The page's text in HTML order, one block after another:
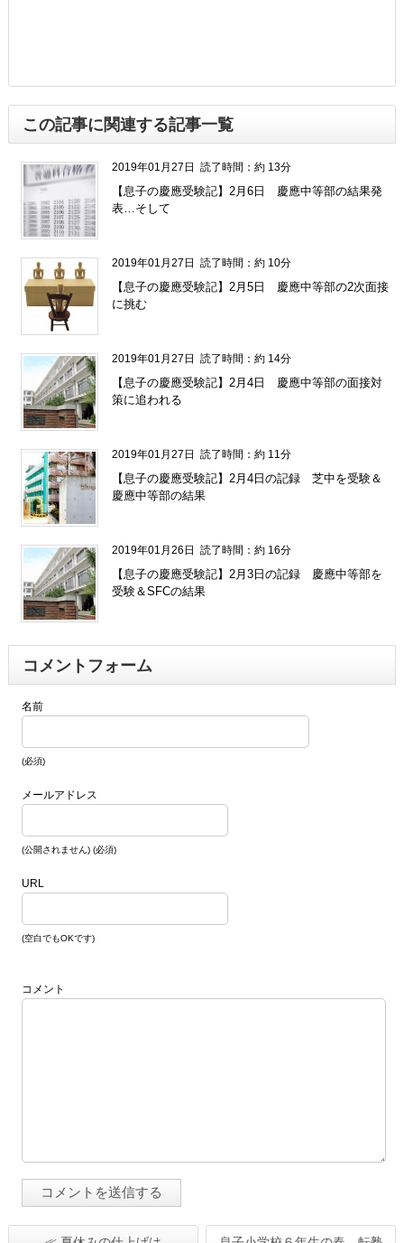
この記事に関連する記事一覧
2019年01月27日 読了時間：約 13分
【息子の慶應受験記】2月6日 慶應中等部の結果発
表…そして
2019年01月27日 読了時間：約 10分
【息子の慶應受験記】2月5日 慶應中等部の2次面接
に挑む
2019年01月27日 読了時間：約 14分
【息子の慶應受験記】2月4日 慶應中等部の面接対
策に追われる
2019年01月27日 読了時間：約 11分
【息子の慶應受験記】2月4日の記録 芝中を受験＆
慶應中等部の結果
2019年01月26日 読了時間：約 16分
【息子の慶應受験記】2月3日の記録 慶應中等部を
受験＆SFCの結果
コメントフォーム
名前
(必須)
メールアドレス
(公開されません) (必須)
URL
(空白でもOKです)
コメント